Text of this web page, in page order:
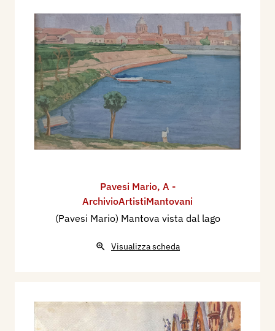
Pavesi Mario, A -
ArchivioArtistiMantovani
(Pavesi Mario) Mantova vista dal lago
Visualizza scheda